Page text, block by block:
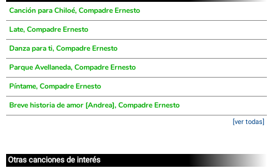
Canción para Chiloé, Compadre Ernesto
Late, Compadre Ernesto
Danza para ti, Compadre Ernesto
Parque Avellaneda, Compadre Ernesto
Píntame, Compadre Ernesto
Breve historia de amor [Andrea], Compadre Ernesto
[ver todas]
Otras canciones de interés